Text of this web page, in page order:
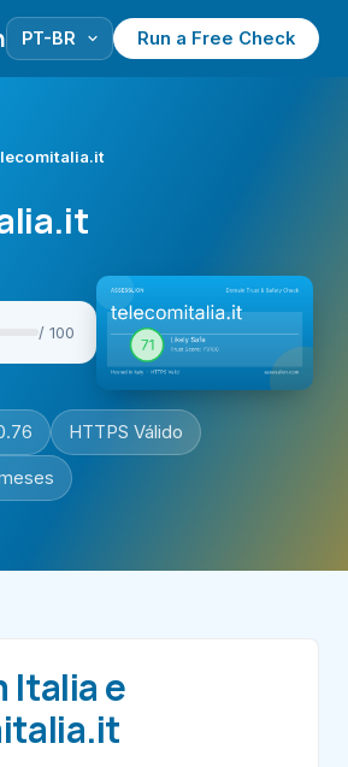
Run a Free Check
/ 100
HTTPS Válido
Italia e